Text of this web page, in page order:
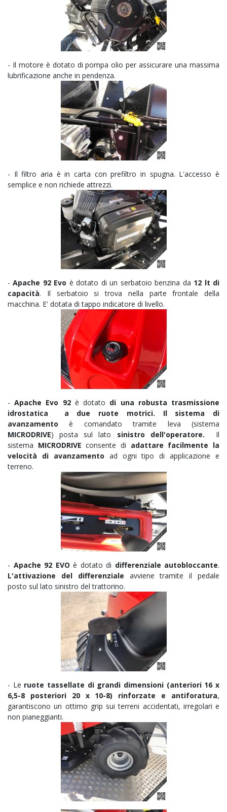
- Il motore è dotato di pompa olio per assicurare una massima
lubrificazione anche in pendenza.
- Il filtro aria è in carta con prefiltro in spugna. L'accesso è
semplice e non richiede attrezzi.
-Apache 92 Evo è dotato di un serbatoio benzina da 12 lt di
capacità. Il serbatoio si trova nella parte frontale della
macchina. E' dotata di tappo indicatore di livello.
-Apache Evo 92è dotato di una robusta trasmissione
idrostatica a due ruote motrici. Il sistema di
avanzamentoè
comandato tramite leva (sistema
MICRODRIVE) posta sul lato sinistro dell'operatore.
Il
sistema MICRODRIVEconsente di adattare facilmente la
velocità di avanzamento ad ogni tipo di applicazione e
terreno.
- Apache 92 EVO è dotato di differenziale autobloccante.
L'attivazione del differenziale avviene tramite il pedale
posto sul lato sinistro del trattorino.
- Le ruote tassellate di grandi dimensioni (anteriori 16 x
6,5-8 posteriori 20 x 10-8)
rinforzate e antiforatura,
garantiscono un ottimo grip sui terreni accidentati, irregolari e
non pianeggianti.